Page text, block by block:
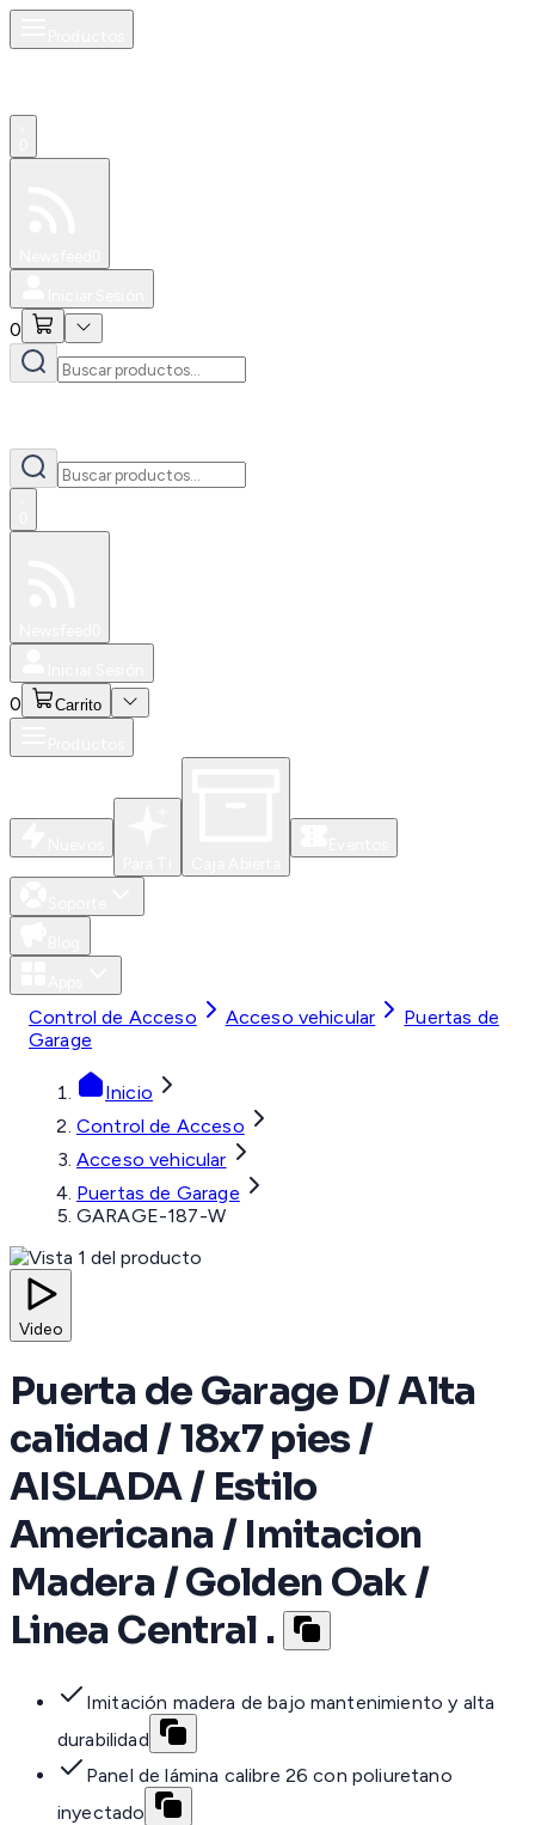
0
0 Carrito
Control de Acceso Acceso vehicular
Puertas de
Garage
Inicio
Control de Acceso
Acceso vehicular
Puertas de Garage
GARAGE-187-W
Video
Puerta de Garage D/ Alta
calidad / 18x7 pies /
AISLADA / Estilo
Americana / Imitacion
Madera / Golden Oak /
Linea Central .
Imitación madera de bajo mantenimiento y alta
durabilidad
Panel de lámina calibre 26 con poliuretano
inyectado